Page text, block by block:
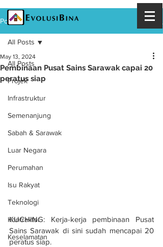
Post
All Posts
Projek
Infrastruktur
Semenanjung
Sabah & Sarawak
Luar Negara
Perumahan
Isu Rakyat
Teknologi
Kontraktor
Keselamatan
All Posts
Pembinaan Pusat Sains Sarawak capai 20
peratus siap
May 13, 2024
KUCHING: Kerja-kerja pembinaan Pusat
Sains Sarawak di sini sudah mencapai 20
peratus siap.